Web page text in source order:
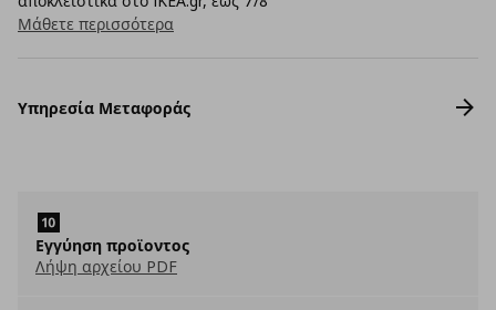
Μάθετε περισσότερα
Υπηρεσία Μεταφοράς
Εγγύηση προϊοντος
Λήψη αρχείου PDF